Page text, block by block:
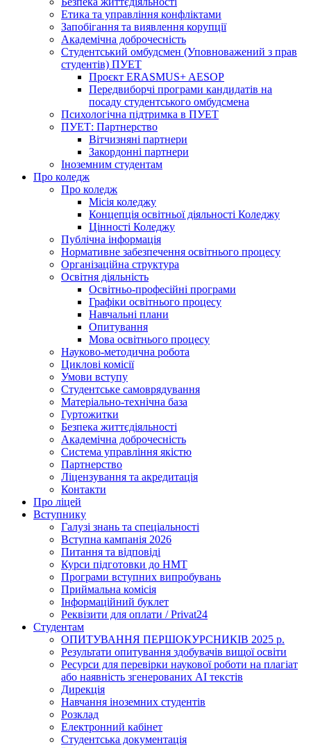
Етика та управління конфліктами
Запобігання та виявлення корупції
Академічна доброчесність
Студентський омбудсмен (Уповноважений з прав
студентів) ПУЕТ
Проєкт ERASMUS+ AESOP
Передвиборчі програми кандидатів на
посаду студентського омбудсмена
Психологічна підтримка в ПУЕТ
ПУЕТ: Партнерство
Вітчизняні партнери
Закордонні партнери
Іноземним студентам
Про коледж
Про коледж
Місія коледжу
Концепція освітньої діяльності Коледжу
Цінності Коледжу
Публічна інформація
Нормативне забезпечення освітнього процесу
Організаційна структура
Освітня діяльність
Освітньо-професійні програми
Графіки освітнього процесу
Навчальні плани
Опитування
Мова освітнього процесу
Науково-методична робота
Циклові комісії
Умови вступу
Студентське самоврядування
Матеріально-технічна база
Гуртожитки
Безпека життєдіяльності
Академічна доброчесність
Система управління якістю
Партнерство
Ліцензування та акредитація
Контакти
Про ліцей
Вступнику
Галузі знань та спеціальності
Вступна кампанія 2026
Питання та відповіді
Курси підготовки до НМТ
Програми вступних випробувань
Приймальна комісія
Інформаційний буклет
Реквізити для оплати / Privat24
Студентам
ОПИТУВАННЯ ПЕРШОКУРСНИКІВ 2025 р.
Результати опитування здобувачів вищої освіти
Ресурси для перевірки наукової роботи на плагіат
або наявність згенерованих АІ текстів
Дирекція
Навчання іноземних студентів
Розклад
Електронний кабінет
Студентська документація